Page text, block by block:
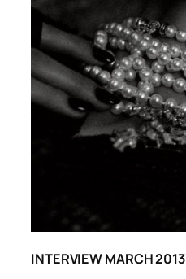
INTERVIEW MARCH 2013